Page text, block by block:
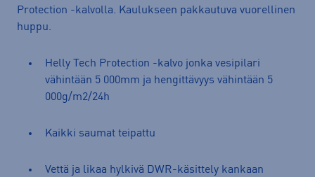
Protection -kalvolla. Kaulukseen pakkautuva vuorellinen
huppu.
Helly Tech Protection -kalvo jonka vesipilari
vähintään 5 000mm ja hengittävyys vähintään 5
000g/m2/24h
Kaikki saumat teipattu
Vettä ja likaa hylkivä DWR-käsittely kankaan